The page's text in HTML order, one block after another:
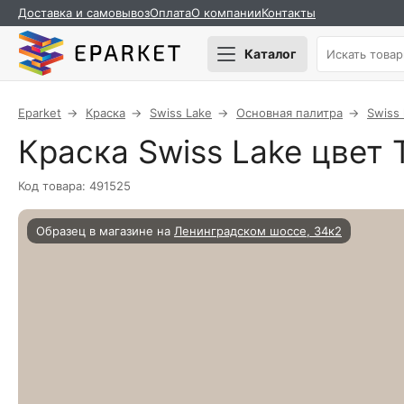
Доставка и самовывозОплатаО компанииКонтакты
Каталог
Eparket Краска Swiss Lake Основная палитра Swiss
Краска Swiss Lake
Код товара: 491525
Образец в магазине на Ленинградском шоссе, 34к2